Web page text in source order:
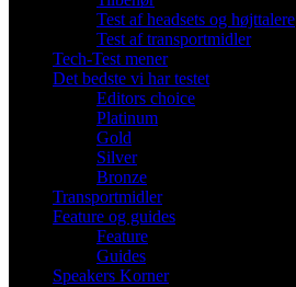
Test af headsets og højttalere
Test af transportmidler
Tech-Test mener
Det bedste vi har testet
Editors choice
Platinum
Gold
Silver
Bronze
Transportmidler
Feature og guides
Feature
Guides
Speakers Korner